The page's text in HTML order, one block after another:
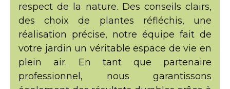
respect de la nature. Des conseils clairs,
des choix de plantes réfléchis, une
réalisation précise, notre équipe fait de
votre jardin un véritable espace de vie en
plein air. En tant que partenaire
professionnel, nous garantissons